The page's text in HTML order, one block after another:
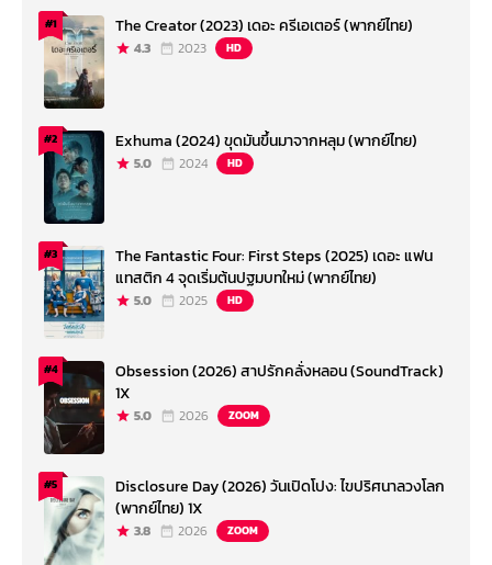
#1 The Creator (2023) เดอะ ครีเอเตอร์ (พากย์ไทย)
4.3 2023 HD
#2 Exhuma (2024) ขุดมันขึ้นมาจากหลุม (พากย์ไทย)
5.0 2024 HD
#3
The Fantastic Four: First Steps (2025) เดอะ แฟน
แทสติก 4 จุดเริ่มต้นปฐมบทใหม่ (พากย์ไทย)
5.0 2025 HD
#4
Obsession (2026) สาปรักคลั่งหลอน (SoundTrack)
1X
5.0 2026 ZOOM
#5
Disclosure Day (2026) วันเปิดโปง: ไขปริศนาลวงโลก
(พากย์ไทย) 1X
3.8 2026 ZOOM